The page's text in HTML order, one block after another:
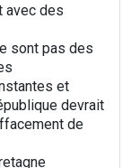
avec des
sont pas des
et
devrait
de